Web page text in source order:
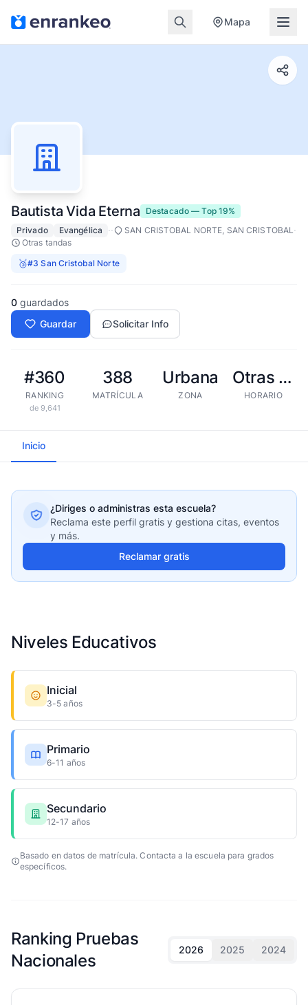
Mapa
Bautista Vida Eterna
Destacado — Top 19%
Privado
Evangélica ·· SAN CRISTOBAL NORTE, SAN CRISTOBAL·
Otras tandas
🥉#3 San Cristobal Norte
0 guardados
Guardar
Solicitar Info
#360
RANKING
de 9,641
388
MATRÍCULA
Urbana
ZONA
Otras tandas
HORARIO
Inicio
¿Diriges o administras esta escuela?
Reclama este perfil gratis y gestiona citas, eventos
y más.
Reclamar gratis
Niveles Educativos
Inicial
3-5 años
Primario
6-11 años
Secundario
12-17 años
Basado en datos de matrícula. Contacta a la escuela para grados
específicos.
Ranking Pruebas
Nacionales
2026 2025 2024